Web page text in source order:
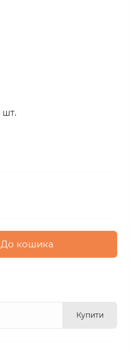
шт.
До кошика
Купити